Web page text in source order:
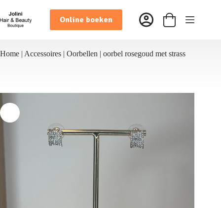
naar
de
inhoud
Online boeken Winkelwagen
Home | Accessoires | Oorbellen | oorbel rosegoud met strass